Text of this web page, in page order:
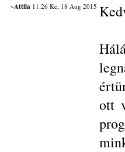
~Attila11:26 Ke, 18 Aug 2015
ott